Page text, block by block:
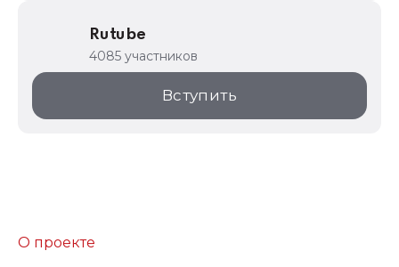
Rutube
4085 участников
Вступить
О проекте